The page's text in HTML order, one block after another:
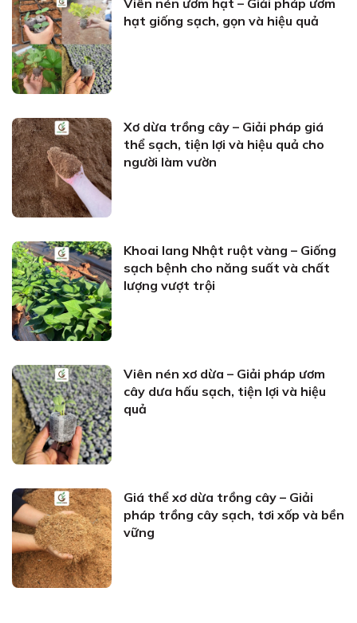
Viên nén ươm hạt – Giải pháp ươm
hạt giống sạch, gọn và hiệu quả
Xơ dừa trồng cây – Giải pháp giá
thể sạch, tiện lợi và hiệu quả cho
người làm vườn
Khoai lang Nhật ruột vàng – Giống
sạch bệnh cho năng suất và chất
lượng vượt trội
Viên nén xơ dừa – Giải pháp ươm
cây dưa hấu sạch, tiện lợi và hiệu
quả
Giá thể xơ dừa trồng cây – Giải
pháp trồng cây sạch, tơi xốp và bền
vững